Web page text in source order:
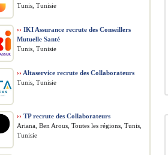
Tunis, Tunisie
›› IKI Assurance recrute des Conseillers
Mutuelle Santé
Tunis, Tunisie
›› Altaservice recrute des Collaborateurs
Tunis, Tunisie
›› TP recrute des Collaborateurs
Ariana, Ben Arous, Toutes les régions, Tunis,
Tunisie